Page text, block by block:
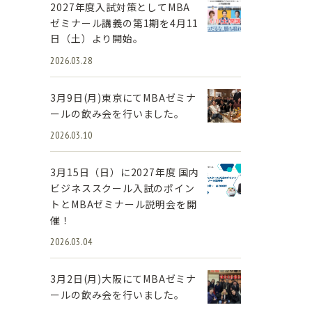
2027年度入試対策としてMBA
ゼミナール講義の第1期を4月11
日（土）より開始。
2026.03.28
3月9日(月)東京にてMBAゼミナ
ールの飲み会を行いました。
2026.03.10
3月15日（日）に2027年度 国内
ビジネススクール入試のポイン
トとMBAゼミナール説明会を開
催！
2026.03.04
3月2日(月)大阪にてMBAゼミナ
ールの飲み会を行いました。